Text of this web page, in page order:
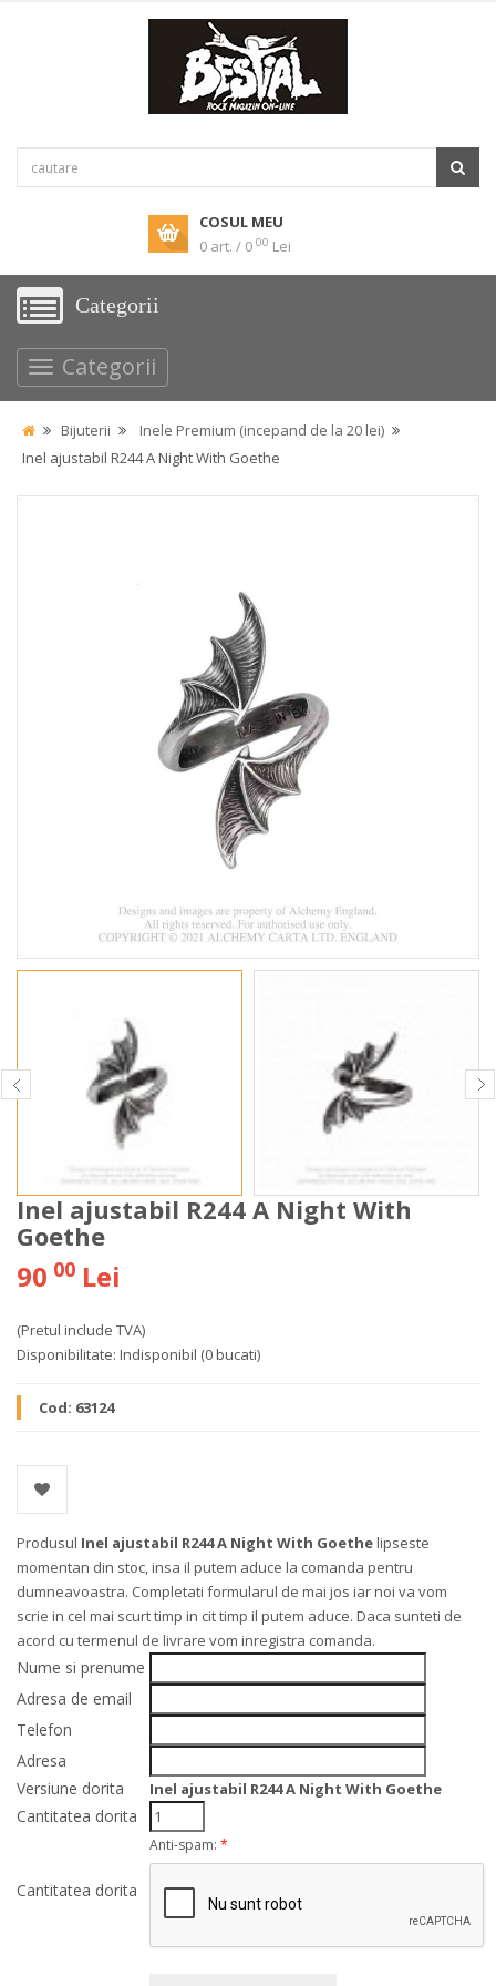
COSUL MEU
0 art. / 0 00 Lei
Categorii
Categorii
Bijuterii
Inele Premium (incepand de la 20 lei)
Inel ajustabil R244 A Night With Goethe
Inel ajustabil R244 A Night With
Goethe
90 00 Lei
(Pretul include TVA)
Disponibilitate: Indisponibil (0 bucati)
Cod: 63124
Produsul Inel ajustabil R244 A Night With Goethelipseste
momentan din stoc, insa il putem aduce la comanda pentru
dumneavoastra. Completati formularul de mai jos iar noi va vom
scrie in cel mai scurt timp in cit timp il putem aduce. Daca sunteti de
acord cu termenul de livrare vom inregistra comanda.
Nume si prenume
Adresa de email
Telefon
Adresa
Versiune dorita
Inel ajustabil R244 A Night With Goethe
Cantitatea dorita
Cantitatea dorita
Anti-spam: *